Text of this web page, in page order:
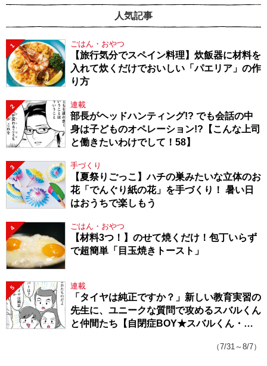
人気記事
1 ごはん・おやつ
【旅行気分でスペイン料理】炊飯器に材料を
入れて炊くだけでおいしい「パエリア」の作
り方
2 連載
部長がヘッドハンティング!? でも会話の中
身は子どものオペレーション!?【こんな上司
と働きたいわけでして！58】
3 手づくり
【夏祭りごっこ】ハチの巣みたいな立体のお
花「でんぐり紙の花」を手づくり！ 暑い日
はおうちで楽しもう
4 ごはん・おやつ
【材料3つ！】のせて焼くだけ！包丁いらず
で超簡単「目玉焼きトースト」
5 連載
「タイヤは純正ですか？」新しい教育実習の
先生に、ユニークな質問で攻めるスバルくん
と仲間たち【自閉症BOY★スバルくん・
（7/31～8/7）